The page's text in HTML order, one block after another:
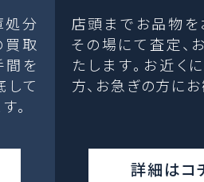
処分
取
間を
して
。
店頭までお品物を
その場にて査定、
たします。お近く
方、お急ぎの方にお
詳細はコ